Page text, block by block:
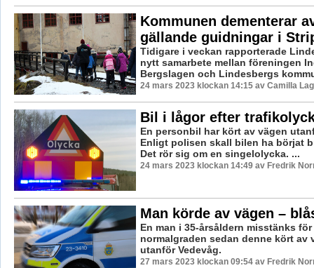
Kommunen dementerar
gällande guidningar i
Tidigare i veckan rapporterade
nytt samarbete mellan föreningen
Bergslagen och Lindesbergs
24 mars 2023 klockan 14:15 av Camilla
Bil i lågor efter
En personbil har kört av vägen
Enligt polisen skall bilen ha börjat
Det rör sig om en singelolycka. ...
24 mars 2023 klockan 14:49 av Fredrik
Man körde av vägen –
En man i 35-årsåldern misstänks
normalgraden sedan denne kört av
utanför Vedevåg.
27 mars 2023 klockan 09:54 av Fredrik